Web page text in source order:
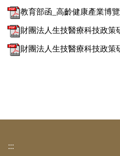
教育部函_高齡健康產業博
財團法人生技醫療科技政策
財團法人生技醫療科技政策
:::